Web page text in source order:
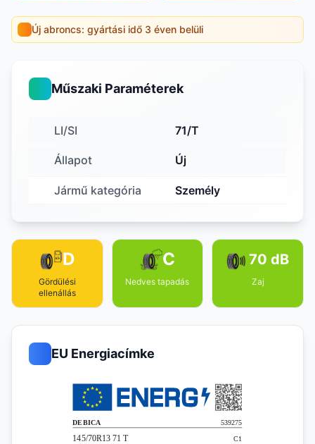
Új abroncs: gyártási idő 3 éven belüli
Műszaki Paraméterek
LI/SI 71/T
Állapot Új
Jármű kategória Személy
D
Gördülési
ellenállás
C
Nedves tapadás
70 dB
Zaj
EU Energiacímke